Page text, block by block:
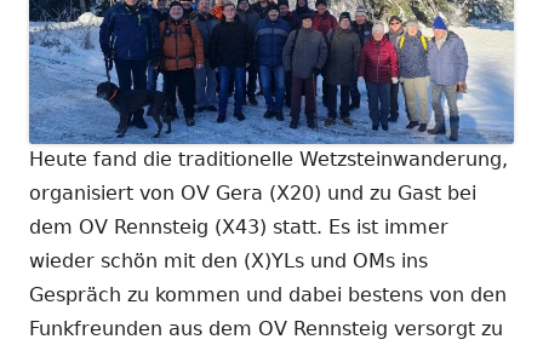
Heute fand die traditionelle Wetzsteinwanderung,
organisiert von OV Gera (X20) und zu Gast bei
dem OV Rennsteig (X43) statt. Es ist immer
wieder schön mit den (X)YLs und OMs ins
Gespräch zu kommen und dabei bestens von den
Funkfreunden aus dem OV Rennsteig versorgt zu